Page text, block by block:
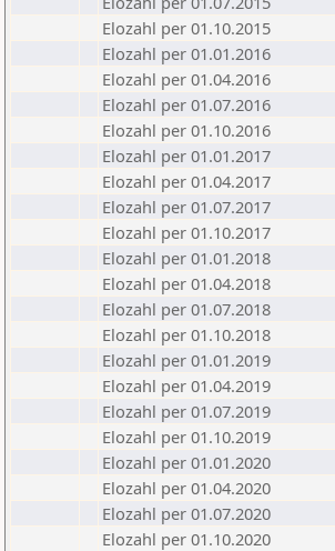
Elozahl per 01.10.2015
Elozahl per 01.01.2016
Elozahl per 01.04.2016
Elozahl per 01.07.2016
Elozahl per 01.10.2016
Elozahl per 01.01.2017
Elozahl per 01.04.2017
Elozahl per 01.07.2017
Elozahl per 01.10.2017
Elozahl per 01.01.2018
Elozahl per 01.04.2018
Elozahl per 01.07.2018
Elozahl per 01.10.2018
Elozahl per 01.01.2019
Elozahl per 01.04.2019
Elozahl per 01.07.2019
Elozahl per 01.10.2019
Elozahl per 01.01.2020
Elozahl per 01.04.2020
Elozahl per 01.07.2020
Elozahl per 01.10.2020